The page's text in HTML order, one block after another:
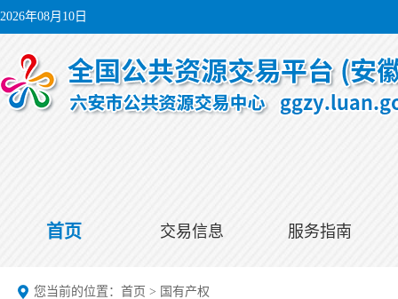
2026年08月10日
首页 交易信息 服务指南
您当前的位置： 首页 > 国有产权